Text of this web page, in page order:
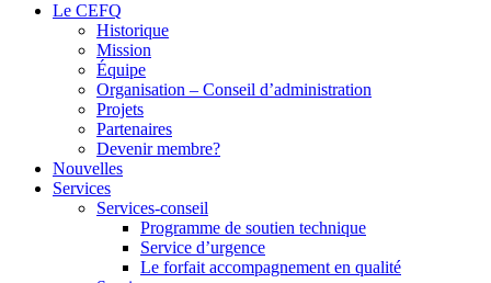
Le CEFQ
Historique
Mission
Équipe
Organisation – Conseil d’administration
Projets
Partenaires
Devenir membre?
Nouvelles
Services
Services-conseil
Programme de soutien technique
Service d’urgence
Le forfait accompagnement en qualité